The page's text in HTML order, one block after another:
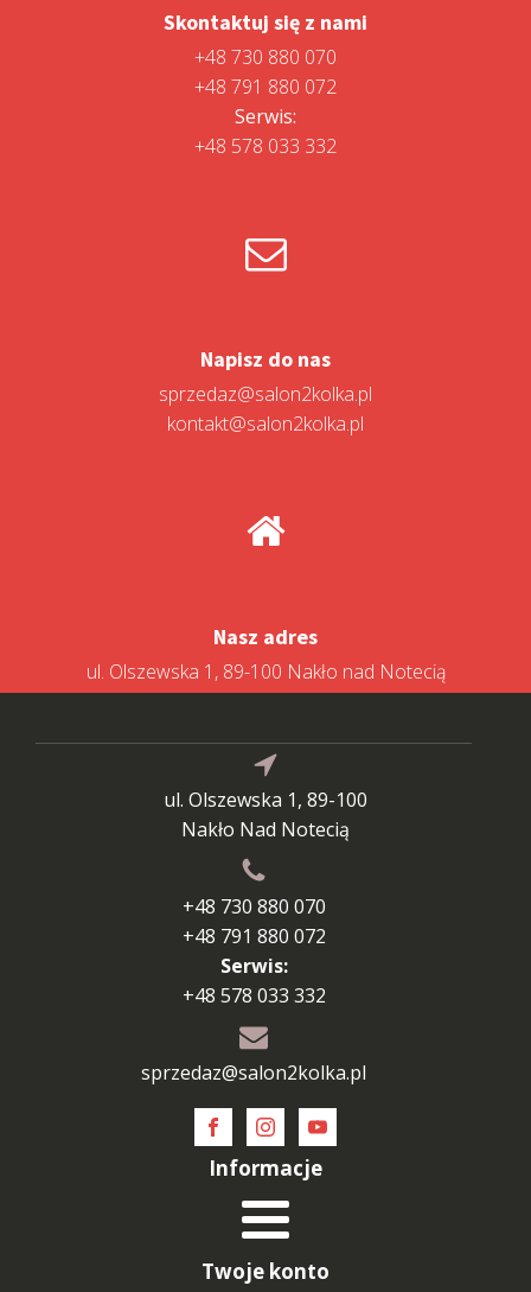
Skontaktuj się z nami
+48 730 880 070
+48 791 880 072
Serwis:
+48 578 033 332
Napisz do nas
sprzedaz@salon2kolka.pl
kontakt@salon2kolka.pl
Nasz adres
ul. Olszewska 1, 89-100 Nakło nad Notecią
ul. Olszewska 1, 89-100
Nakło Nad Notecią
+48 730 880 070
+48 791 880 072
Serwis:
+48 578 033 332
sprzedaz@salon2kolka.pl
Informacje
Twoje konto